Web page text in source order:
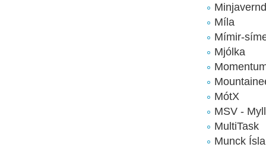
Minjavernd
Míla
Mímir-
Mjólka
MótX
MSV -
MultiTask
Munck